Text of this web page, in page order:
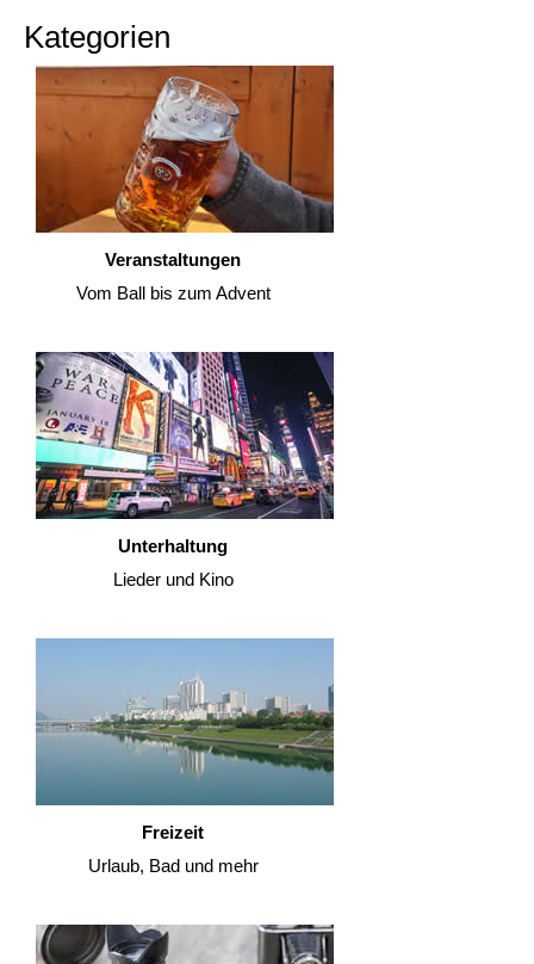
Kategorien
Veranstaltungen
Vom Ball bis zum Advent
Unterhaltung
Lieder und Kino
Freizeit
Urlaub, Bad und mehr